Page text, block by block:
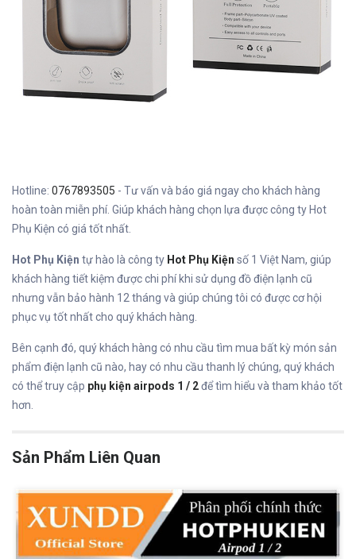
Hotline: 0767893505 - Tư vấn và báo giá ngay cho khách hàng
hoàn toàn miễn phí. Giúp khách hàng chọn lựa được công ty Hot
Phụ Kiện có giá tốt nhất.
Hot Phụ Kiện tự hào là công ty Hot Phụ Kiện số 1 Việt Nam, giúp
khách hàng tiết kiệm được chi phí khi sử dụng đồ điện lạnh cũ
nhưng vẫn bảo hành 12 tháng và giúp chúng tôi có được cơ hội
phục vụ tốt nhất cho quý khách hàng.
Bên cạnh đó, quý khách hàng có nhu cầu tìm mua bất kỳ món sản
phẩm điện lạnh cũ nào, hay có nhu cầu thanh lý chúng, quý khách
có thể truy cập phụ kiện airpods 1 / 2để tìm hiểu và tham khảo tốt
hơn.
Sản Phẩm Liên Quan